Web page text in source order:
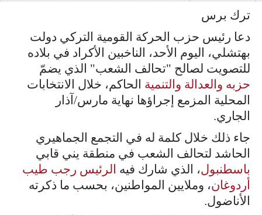
ترك برس
دعا رئيس حزب الحركة القومية التركي دولت
بهتشلي، اليوم الأحد، الناخبين الأكراد في بلاده
للتصويت لصالح "تحالف الشعب" الذي يضمّ
حزبه والعدالة والتنمية الحاكم، خلال الانتخابات
المحلية المزمع إجراؤها نهاية مارس/آذار
الجاري.
جاء ذلك خلال كلمة له في التجمع الجماهيري
الحاشد لتحالف الشعب في منطقة يني قابي
باسطنبول، الذي شارك فيه الرئيس رجب طيب
أردوغان، وملايين المواطنين، بحسب ما ذكرته
الأناضول.